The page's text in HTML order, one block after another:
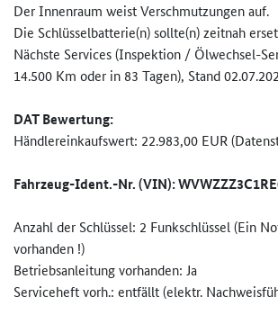
Der Innenraum weist Verschmutzungen auf.
Die Schlüsselbatterie(n) sollte(n) zeitnah
Nächste Services (Inspektion / Ölwechsel-
14.500 Km oder in 83 Tagen), Stand
DAT Bewertung:
Händlereinkaufswert: 22.983,00 EUR
Fahrzeug-Ident.-Nr. (VIN):
Anzahl der Schlüssel: 2 Funkschlüssel (Ein
vorhanden !)
Betriebsanleitung vorhanden: Ja
Serviceheft vorh.: entfällt (elektr.